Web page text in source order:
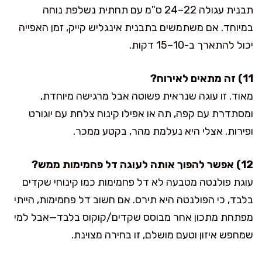
תבנית עגולה 22–24 ס"מ עם תחתית נשלפת נוחה
במיוחד. אם משתמשים בתבנית אינגליש קייק, זמן האפייה
יכול להתארך ב-10–15 דקות.
11) זה מתאים לאירוח?
מאוד. זו עוגה שנראית פשוטה אבל מרגישה מיוחדת,
ומסתדרת עם קפה, תה או אפילו קינוח צלחת עם יוגורט
ופירות. אצלי היא נעלמת מהר, בקטע ממכר.
12) אפשר להפוך אותה לעוגה דל פחמימות ממש?
עוגת פולנטה מטבעה לא דל פחמימות כמו קינוחי שקדים
בלבד, כי הפולנטה היא תירס. אם חשוב דל פחמימות, הייתי
מפתחת מתכון אחר מבוסס שקדים/קוקוס בלבד—אבל למי
שמחפש איזון וטעם מושלם, זו בחירה מצוינת.